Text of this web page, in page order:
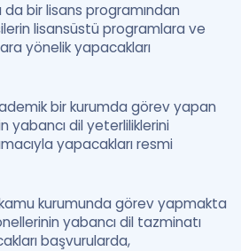
bir lisans programından
lisansüstü programlara ve
yönelik yapacakları
bir kurumda görev yapan
yabancı dil yeterliliklerini
yapacakları resmi
kurumunda görev yapmakta
yabancı dil tazminatı
başvurularda,